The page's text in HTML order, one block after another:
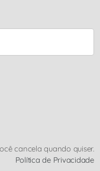
cancela quando quiser.
Política de Privacidade